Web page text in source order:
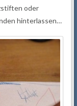
oder
hinterlassen…